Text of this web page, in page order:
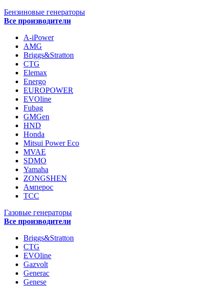
Бензиновые генераторы
Все производители
A-iPower
AMG
Briggs&Stratton
CTG
Elemax
Energo
EUROPOWER
EVOline
Fubag
GMGen
HND
Honda
Mitsui Power Eco
MVAE
SDMO
Yamaha
ZONGSHEN
Амперос
ТСС
Газовые генераторы
Все производители
Briggs&Stratton
CTG
EVOline
Gazvolt
Generac
Genese